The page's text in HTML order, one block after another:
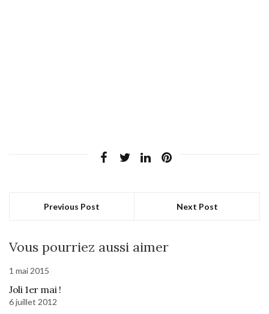
Previous Post Next Post
Vous pourriez aussi aimer
1 mai 2015
Joli 1er mai !
6 juillet 2012